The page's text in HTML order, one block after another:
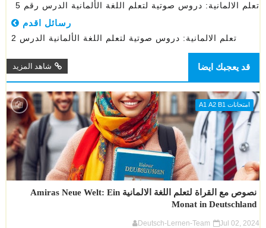
تعلم الالمانية: دروس صوتية لتعلم اللغة الألمانية الدرس رقم 5
رسائل اقدم
تعلم الالمانية: دروس صوتية لتعلم اللغة الألمانية الدرس 2
قد يعجبك ايضا شاهد المزيد
امتحانات A1 A2 B1
نصوص مع القراة لتعلم اللغة الالمانية Amiras Neue Welt: Ein
Monat in Deutschland
Deutsch-Lernen-Team Jul 02, 2024